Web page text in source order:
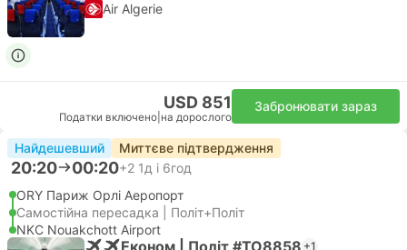
Air Algerie
USD 851
Податки включено на дорослого
Забронювати зараз
Найдешевший Миттєве підтвердження
20:20 00:20+2 1д і 6год
ORY Париж Орлі Аеропорт
Самостійна пересадка | Політ+Політ
NKC Nouakchott Airport
Економ | Політ #TO8858 +1